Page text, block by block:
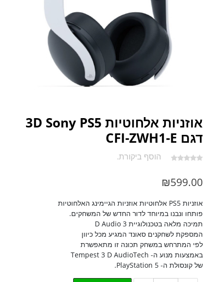
אוזניות אלחוטיות 3D Sony PS5
דגם CFI-ZWH1-E
הוסף ביקורת.
₪599.00
אוזניות PS5 אלחוטיות אוזניות הגיימינג האלחוטיות
פותחו ונבנו במיוחד לדור החדש של המשחקים.
תמיכה מלאה בטכנולוגיית 3 D Audio
המספקת לשחקנים סאונד המגיע מכל כיוון
לפי המתרחש במשחק תכונה זו מתאפשרת
באמצעות מנוע ה- Tempest 3 D AudioTech
של קונסולת ה- PlayStation 5.